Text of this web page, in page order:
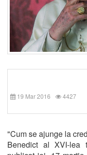
19 Mar 2016 4427
"Cum se ajunge la
Benedict al XVI-lea